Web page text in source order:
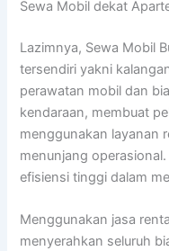
Sewa Mobil dekat
Lazimnya, Sewa Mobil
tersendiri yakni
perawatan mobil dan
kendaraan, membuat
menggunakan layanan
menunjang
efisiensi tinggi dalam
Menggunakan jasa
menyerahkan seluruh